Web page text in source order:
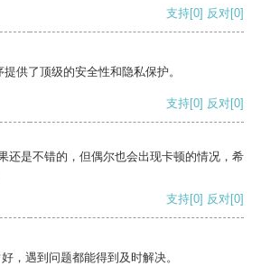
支持[0] 反对[0]
供了顶级的安全性和隐私保护。
支持[0] 反对[0]
还是不错的，但偶尔也会出现卡顿的情况，希
支持[0] 反对[0]
，遇到问题都能得到及时解决。